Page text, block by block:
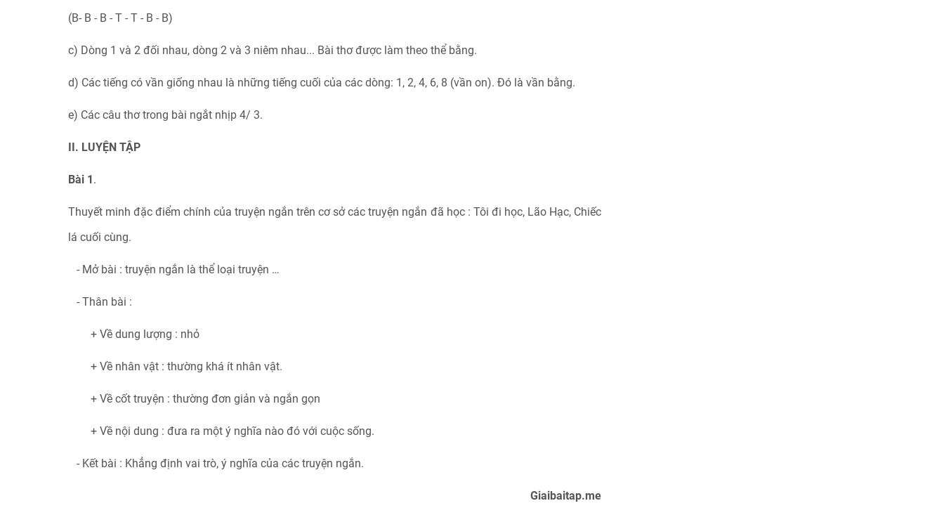
(B- B - B - T - T - B - B)
c) Dòng 1 và 2 đối nhau, dòng 2 và 3 niêm nhau... Bài thơ được làm theo thể bằng.
d) Các tiếng có vần giống nhau là những tiếng cuối của các dòng: 1, 2, 4, 6, 8 (vần on). Đó là vần bằng.
e) Các câu thơ trong bài ngắt nhịp 4/ 3.
II. LUYỆN TẬP
Bài 1.
Thuyết minh đặc điểm chính của truyện ngắn trên cơ sở các truyện ngắn đã học : Tôi đi học, Lão Hạc, Chiếc
lá cuối cùng.
- Mở bài : truyện ngắn là thể loại truyện …
- Thân bài :
+ Về dung lượng : nhỏ
+ Về nhân vật : thường khá ít nhân vật.
+ Về cốt truyện : thường đơn giản và ngắn gọn
+ Về nội dung : đưa ra một ý nghĩa nào đó với cuộc sống.
- Kết bài : Khẳng định vai trò, ý nghĩa của các truyện ngắn.
Giaibaitap.me